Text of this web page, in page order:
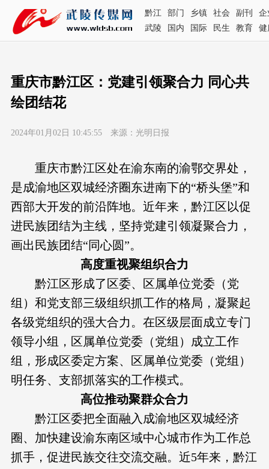
黔江 部门 乡镇 社会 副刊
企
武陵
国内 国际 民生 教育 健
重庆市黔江区：党建引领聚合力 同心共
绘团结花
2024年01月02日 10:45:55 来源：光明日报
重庆市黔江区处在渝东南的渝鄂交界处，
是成渝地区双城经济圈东进南下的“桥头堡”和
西部大开发的前沿阵地。近年来，黔江区以促
进民族团结为主线，坚持党建引领凝聚合力，
画出民族团结“同心圆”。
高度重视聚组织合力
黔江区形成了区委、区属单位党委（党
组）和党支部三级组织抓工作的格局，凝聚起
各级党组织的强大合力。在区级层面成立专门
领导小组，区属单位党委（党组）成立工作
组，形成区委定方案、区属单位党委（党组）
明任务、支部抓落实的工作模式。
高位推动聚群众合力
黔江区委把全面融入成渝地区双城经济
圈、加快建设渝东南区域中心城市作为工作总
抓手，促进民族交往交流交融。近5年来，黔江